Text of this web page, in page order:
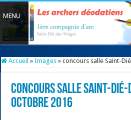
Accueil » Images » concours salle Saint-
concours salle Saint-Dié-
octobre 2016